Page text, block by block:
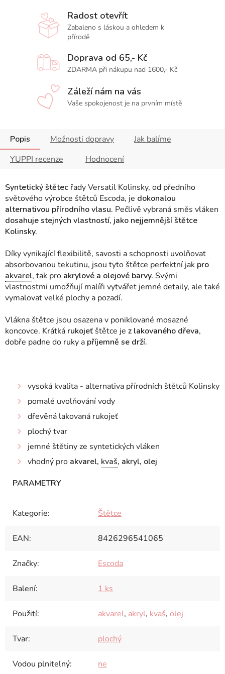
Radost otevřít
Zabaleno s láskou a ohledem k
přírodě
Doprava od 65,- Kč
ZDARMA při nákupu nad 1600,- Kč
Záleží nám na vás
Vaše spokojenost je na prvním místě
Popis Možnosti dopravy
Jak balíme
YUPPI recenze
Hodnocení
Syntetický štětec řady Versatil Kolinsky, od předního
světového výrobce štětců Escoda, je dokonalou
alternativou přírodního vlasu. Pečlivě vybraná směs vláken
dosahuje stejných vlastností, jako nejjemnější štětce
Kolinsky.
Díky vynikající flexibilitě, savosti a schopnosti uvolňovat
absorbovanou tekutinu, jsou tyto štětce perfektní jak pro
akvarel, tak pro akrylové a olejové barvy. Svými
vlastnostmi umožňují malíři vytvářet jemné detaily, ale také
vymalovat velké plochy a pozadí.
Vlákna štětce jsou osazena v poniklované mosazné
koncovce. Krátká rukojeť štětce je z lakovaného dřeva,
dobře padne do ruky a příjemně se drží.
vysoká kvalita - alternativa přírodních štětců Kolinsky
pomalé uvolňování vody
dřevěná lakovaná rukojeť
plochý tvar
jemné štětiny ze syntetických vláken
vhodný pro akvarel, kvaš, akryl, olej
Kategorie: Štětce
EAN: 8426296541065
Značky: Escoda
Balení: 1 ks
Použití: akvarel, akryl, kvaš, olej
Tvar: plochý
Vodou plnitelný: ne